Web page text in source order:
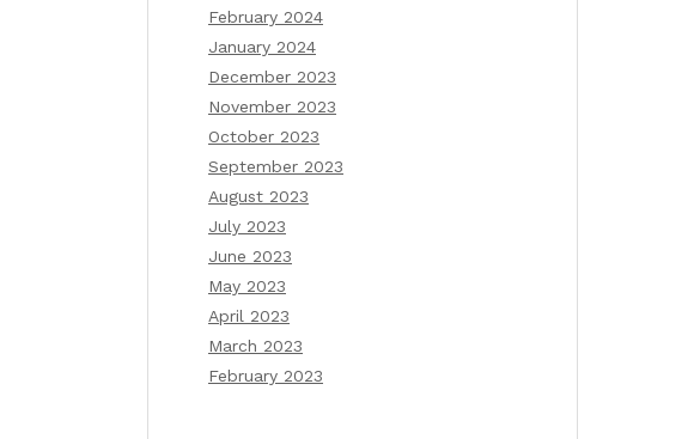
February 2024
January 2024
December 2023
November 2023
October 2023
September 2023
August 2023
July 2023
June 2023
May 2023
April 2023
March 2023
February 2023